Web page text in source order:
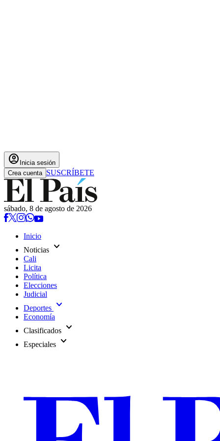
account_circle Inicia sesión
Crea cuenta SUSCRÍBETE
sábado, 8 de agosto de 2026
Inicio
Noticias expand_more
Cali
Licita
Política
Elecciones
Judicial
Deportes expand_more
Economía
Clasificados expand_more
Especiales expand_more